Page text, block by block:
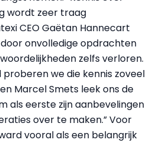
wordt zeer traag
CEO Gaëtan Hannecart
onvolledige opdrachten
zelfs verloren.
we die kennis zoveel
Marcel Smets leek ons de
als eerste zijn aanbevelingen
over te maken.” Voor
vooral als een belangrijk